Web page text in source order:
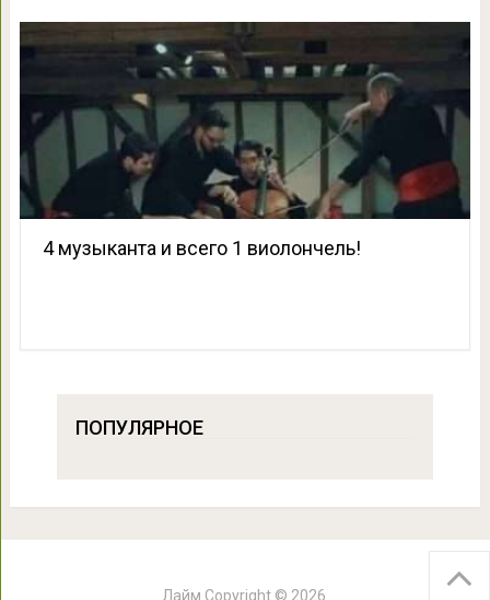
4 музыканта и всего 1 виолончель!
ПОПУЛЯРНОЕ
Лайм Copyright © 2026.